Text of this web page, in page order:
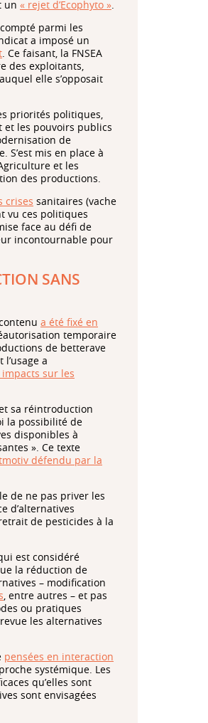
un « rejet d’Ecophyto ».
parmi les
a imposé un
. Ce faisant, la FNSEA
des exploitants,
elle s’opposait
priorités politiques,
et les pouvoirs publics
de
S’est mis en place à
et les
des productions.
crises sanitaires (vache
vu ces politiques
face au défi de
incontournable pour
SANS
a été fixé en
temporaire
de betterave
a
sur les
sa réintroduction
la possibilité de
disponibles à
». Ce texte
défendu par la
de ne pas priver les
d’alternatives
de pesticides à la
est considéré
la réduction de
– modification
, entre autres – et pas
ou pratiques
les alternatives
pensées en interaction
systémique. Les
qu’elles sont
sont envisagées